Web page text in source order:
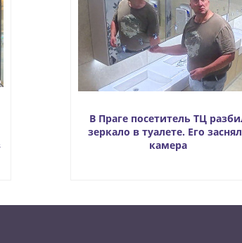
В Праге посетитель ТЦ
зеркало в туалете. Его
камера